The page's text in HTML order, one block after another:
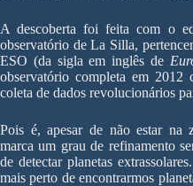
A descoberta foi feita com o
observatório de La Silla,
ESO (da sigla em inglês de
observatório completa em 2012
coleta de dados revolucionários
Pois é, apesar de não estar na
marca um grau de refinamento
de detectar planetas
mais perto de encontrarmos